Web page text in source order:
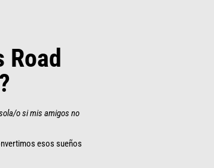
o si mis amigos no
esos sueños